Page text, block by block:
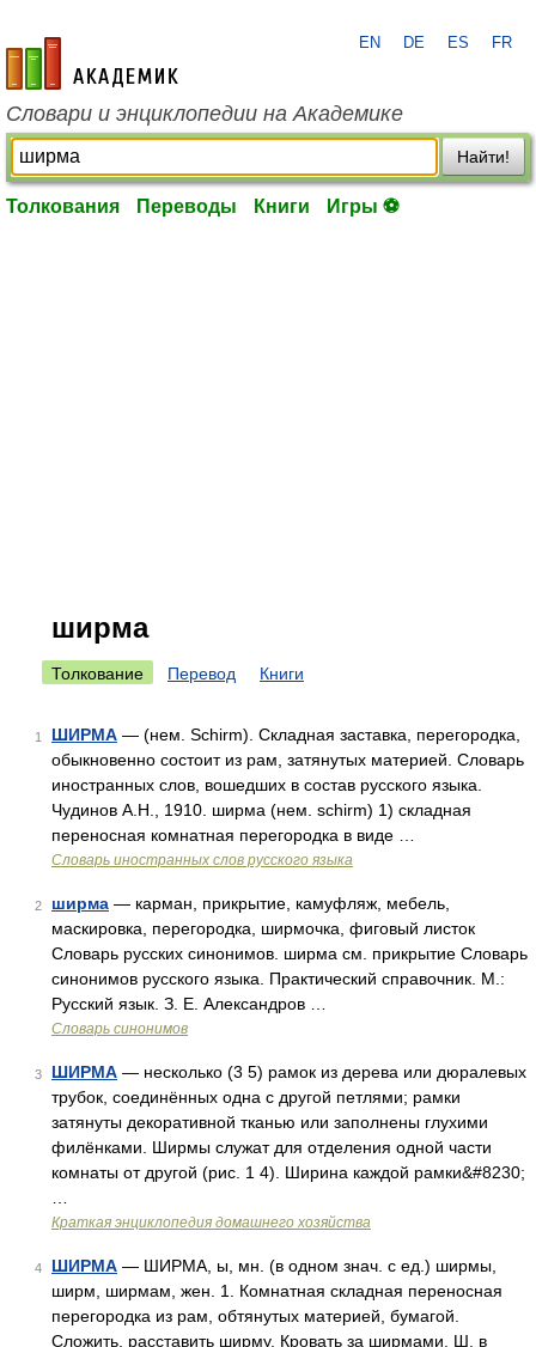
academic.ru
EN DE ES FR
Словари и энциклопедии на Академике
Найти!
Толкования Переводы Книги Игры ⚽
ширма
Толкование Перевод Книги
1 ШИРМА — (нем. Schirm). Складная заставка, перегородка,
обыкновенно состоит из рам, затянутых материей. Словарь
иностранных слов, вошедших в состав русского языка.
Чудинов А.Н., 1910. ширма (нем. schirm) 1) складная
переносная комнатная перегородка в виде …
Словарь иностранных слов русского языка
2 ширма — карман, прикрытие, камуфляж, мебель,
маскировка, перегородка, ширмочка, фиговый листок
Словарь русских синонимов. ширма см. прикрытие Словарь
синонимов русского языка. Практический справочник. М.:
Русский язык. З. Е. Александров …
Словарь синонимов
3 ШИРМА — несколько (3 5) рамок из дерева или дюралевых
трубок, соединённых одна с другой петлями; рамки
затянуты декоративной тканью или заполнены глухими
филёнками. Ширмы служат для отделения одной части
комнаты от другой (рис. 1 4). Ширина каждой рамки&#8230;
Краткая энциклопедия домашнего хозяйства
4 ШИРМА — ШИРМА, ы, мн. (в одном знач. с ед.) ширмы,
ширм, ширмам, жен. 1. Комнатная складная переносная
перегородка из рам, обтянутых материей, бумагой.
Сложить, расставить ширму. Кровать за ширмами. Ш. в